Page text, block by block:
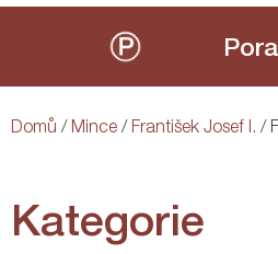
Domů / Mince / František Josef I. /
Kategorie